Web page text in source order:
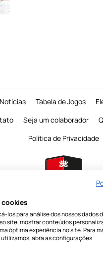
Tabela de Jogos
Seja um colaborador
Política de Privacidade
do conteudo desta página
eletronico ou impresso, sem
Mania
cookies
los para análise dos nossos dados
site, mostrar conteúdos
óptima experiência no site. Para
abra as configurações.